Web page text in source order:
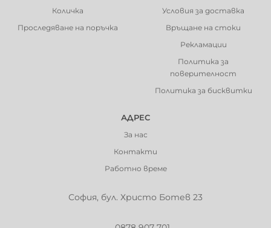
Количка
Проследяване на поръчка
Условия за доставка
Връщане на стоки
Рекламации
Политика за
поверителност
Политика за бисквитки
АДРЕС
За нас
Контакти
Работно време
София, бул. Христо Ботев 23